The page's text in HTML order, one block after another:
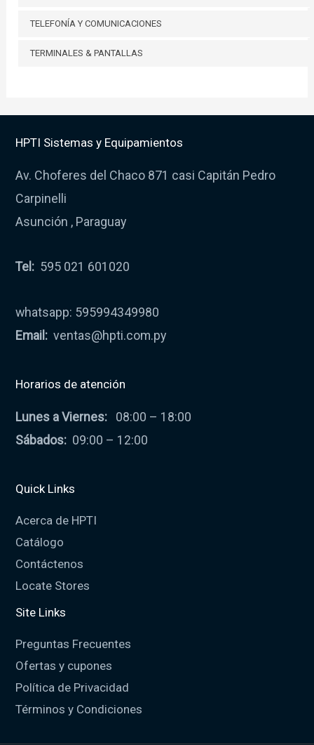
TELEFONÍA Y COMUNICACIONES
TERMINALES & PANTALLAS
HPTI Sistemas y Equipamientos
Av. Choferes del Chaco 871 casi Capitán Pedro
Carpinelli
Asunción , Paraguay
Tel: 595 021 601020
whatsapp: 595994349980
Email: ventas@hpti.com.py
Horarios de atención
Lunes a Viernes: 08:00 – 18:00
Sábados: 09:00 – 12:00
Quick Links
Acerca de HPTI
Catálogo
Contáctenos
Locate Stores
Site Links
Preguntas Frecuentes
Ofertas y cupones
Política de Privacidad
Términos y Condiciones